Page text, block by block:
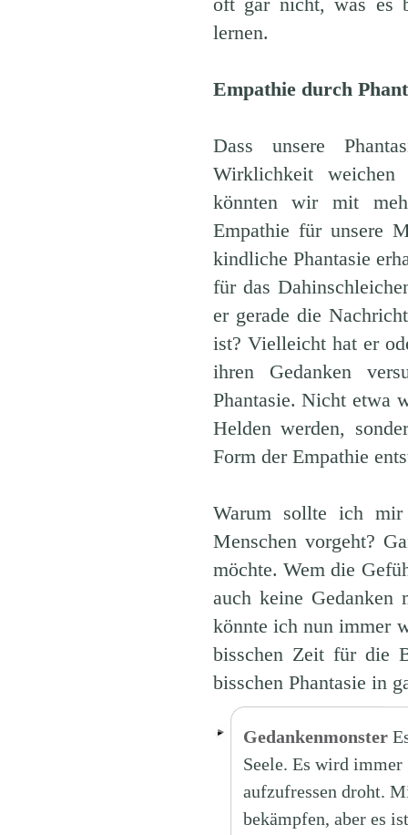
lernen.
Empathie durch
Dass unsere
Wirklichkeit
könnten wir mit
Empathie für unsere
kindliche Phantasie
für das
er gerade die
ist? Vielleicht hat er
ihren Gedanken
Phantasie. Nicht etwa
Helden werden,
Form der Empathie
Warum sollte ich mir
Menschen vorgeht?
möchte. Wem die
auch keine Gedanken
könnte ich nun immer
bisschen Zeit für die
bisschen Phantasie in
Gedankenmonster
Seele. Es wird
aufzufressen droht.
bekämpfen, aber es